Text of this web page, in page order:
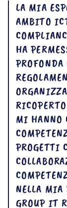
LA MIA
AMBITO
HA
MI HANNO
PROGETTI
NELLA MIA
GROUP IT